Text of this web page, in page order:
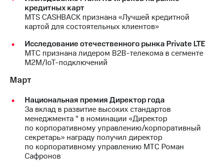
Информация
акционерам
Документы
ПАО
"МТС"
Собрания
акционеров
Акционерный
капитал
Контроль
и
аудит
Рынок
акций
кредитных карт
MTS CASHBACK признана «Лучшей кредитной
картой для состоятельных клиентов»
Исследование отечественного рынка Private LTE
МТС признана лидером B2B-телекома в сегменте
М2М/IoT-подключений
Март
Национальная премия Директор года
За вклад в развитие высоких стандартов
менеджмента " в номинации «Директор
по корпоративному управлению/корпоративный
секретарь» награду получил директор
по корпоративному управлению МТС Роман
Сафронов